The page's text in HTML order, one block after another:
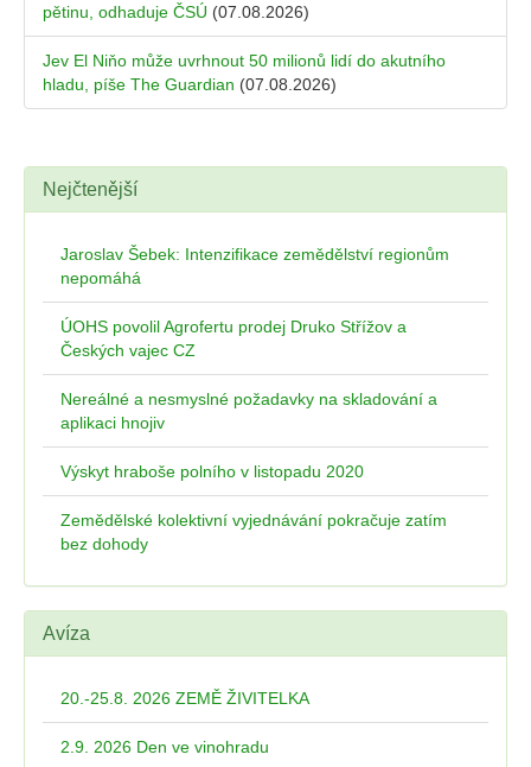
pětinu, odhaduje ČSÚ (07.08.2026)
Jev El Niňo může uvrhnout 50 milionů lidí do akutního
hladu, píše The Guardian (07.08.2026)
Nejčtenější
Jaroslav Šebek: Intenzifikace zemědělství regionům
nepomáhá
ÚOHS povolil Agrofertu prodej Druko Střížov a
Českých vajec CZ
Nereálné a nesmyslné požadavky na skladování a
aplikaci hnojiv
Výskyt hraboše polního v listopadu 2020
Zemědělské kolektivní vyjednávání pokračuje zatím
bez dohody
Avíza
20.-25.8. 2026 ZEMĚ ŽIVITELKA
2.9. 2026 Den ve vinohradu